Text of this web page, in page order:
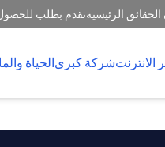
الحقائق الرئيسيةتقدم بطلب
شركة كبرىالحياة